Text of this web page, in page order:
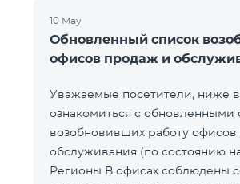
10 May
Обновленный список
офисов продаж и
Уважаемые посетители, ниже
ознакомиться с обновленными
возобновивших работу
обслуживания (по состоянию на 11
Регионы В офисах соблюдены соответствующие меры